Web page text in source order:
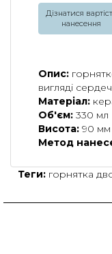
Дізнатися
нанесення
Опис:
вигляді
Матеріал:
Об'єм: 330 мл
Висота: 90 мм
Метод
Теги: горнятка